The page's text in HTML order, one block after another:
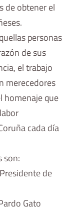
de obtener el
personas
de sus
el trabajo
merecedores
homenaje que
cada día
son:
de
Gato